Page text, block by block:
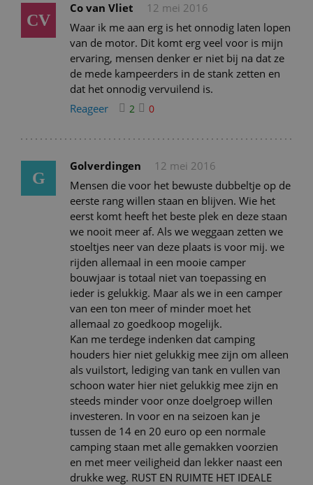
CV
Co van Vliet
12 mei 2016
Waar ik me aan erg is het onnodig laten lopen
van de motor. Dit komt erg veel voor is mijn
ervaring, mensen denker er niet bij na dat ze
de mede kampeerders in de stank zetten en
dat het onnodig vervuilend is.
Reageer
2 0
G
Golverdingen
12 mei 2016
Mensen die voor het bewuste dubbeltje op de
eerste rang willen staan en blijven. Wie het
eerst komt heeft het beste plek en deze staan
we nooit meer af. Als we weggaan zetten we
stoeltjes neer van deze plaats is voor mij. we
rijden allemaal in een mooie camper
bouwjaar is totaal niet van toepassing en
ieder is gelukkig. Maar als we in een camper
van een ton meer of minder moet het
allemaal zo goedkoop mogelijk.
Kan me terdege indenken dat camping
houders hier niet gelukkig mee zijn om alleen
als vuilstort, lediging van tank en vullen van
schoon water hier niet gelukkig mee zijn en
steeds minder voor onze doelgroep willen
investeren. In voor en na seizoen kan je
tussen de 14 en 20 euro op een normale
camping staan met alle gemakken voorzien
en met meer veiligheid dan lekker naast een
drukke weg. RUST EN RUIMTE HET IDEALE